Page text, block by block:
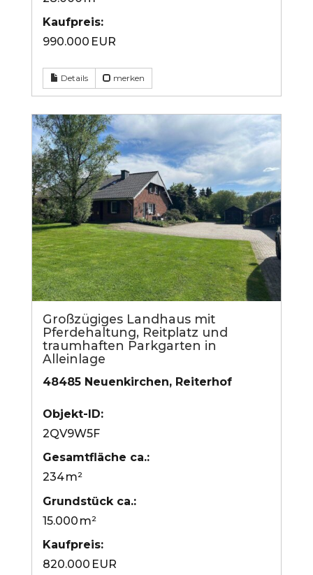
Kaufpreis:
990.000 EUR
Details merken
Großzügiges Landhaus mit
Pferdehaltung, Reitplatz und
traumhaften Parkgarten in
Alleinlage
48485 Neuenkirchen, Reiterhof
Objekt-ID:
2QV9W5F
Gesamtfläche ca.:
234 m²
Grund­stück ca.:
15.000 m²
Kaufpreis:
820.000 EUR